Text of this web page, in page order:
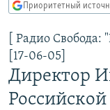
Вернутся
поиску
КАВКАЗ.РЕАЛИИ
СЕВЕР.РЕАЛИИ
СИБИРЬ.РЕАЛИИ
РАСПИСАНИЕ
Приоритетный
[ Радио Свобода:
[17-06-05]
Директор